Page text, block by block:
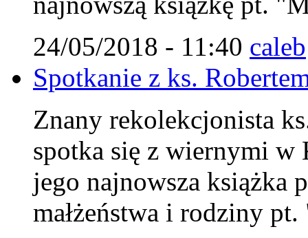
24/05/2018 - 11:40 caleb
Spotkanie z ks.
Znany rekolekcjonista
spotka się z wiernymi w
jego najnowsza książka
małżeństwa i rodziny